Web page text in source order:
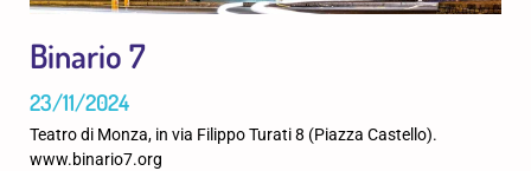
Binario 7
23/11/2024
Teatro di Monza, in via Filippo Turati 8 (Piazza Castello).
www.binario7.org